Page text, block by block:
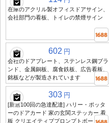
在庫のアクリル製オフィスドアサイン、
会社部門の看板、トイレの禁煙サイン
602 円
会社のドアプレート、ステンレス鋼ブラ
ンド、金属銅板、腐食鉄板、広告看板、
銘板などが製造されています
303 円
[新居100回の急達配達] ハリー・ポッタ
ーのドアカード 家の玄関ステッカー 看
板 クリエイティブプロンプトボード